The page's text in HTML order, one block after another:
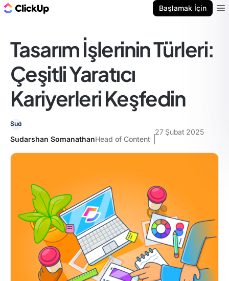
Başlamak İçin
Tasarım İşlerinin Türleri:
Çeşitli Yaratıcı
Kariyerleri Keşfedin
Sudarshan SomanathanHead of Content
27 Şubat 2025